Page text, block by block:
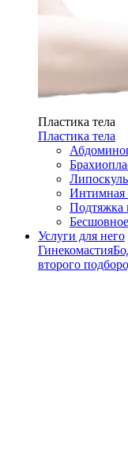
Пластика тела
Пластика тела
Интимная
Подтяжка
Услуги для него
Гинекомастия
второго